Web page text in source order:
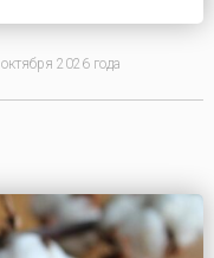
2026 года